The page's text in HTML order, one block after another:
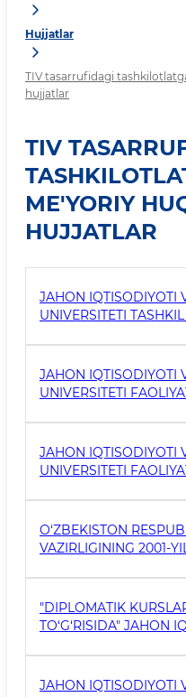
Hujjatlar
TIV tasarrufidagi
hujjatlar
TIV
ME'YORIY
HUJJATLAR
JAHON IQTISODIYOTI
UNIVERSITETI
O‘ZBEKISTON
FARMONI
JAHON IQTISODIYOTI
UNIVERSITETI
OKTABRDAGI 491-
RESPUBLIKASI
QARORI
JAHON IQTISODIYOTI
UNIVERSITETI
TO‘G‘RISIDA. 1998-
O‘ZBEKISTON
MAHKAMASINING
O‘ZBEKISTON
VAZIRLIGINING 2001-
VA DIPLOMATIYA
DIPLOMATIK
TO‘G‘RISIDA”GI 32-
"DIPLOMATIK
TO‘G‘RISIDA" JAHON
NOYABRDAGI 1104-
JAHON IQTISODIYOTI